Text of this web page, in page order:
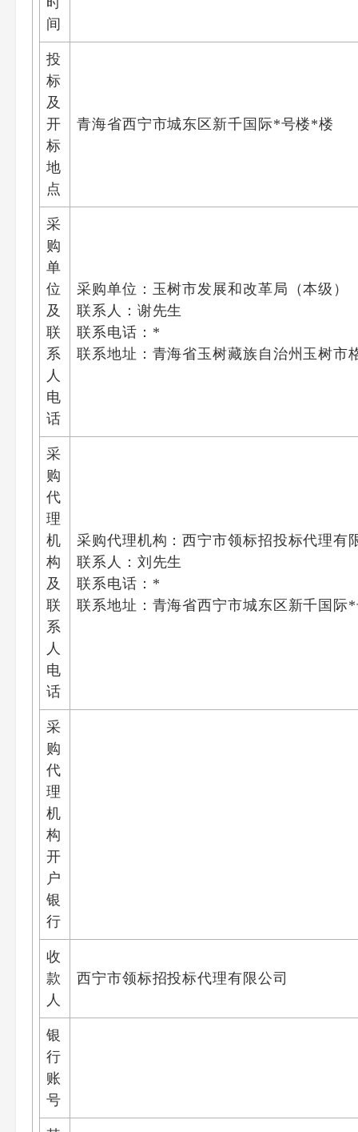
间
投
标
及
开
标
地
点
青海省西宁市城东区新千国际*号楼*楼
采
购
单
位
及
联
系
人
电
话
采购单位：玉树市发展和改革局（本级）
联系人：谢先生
联系电话：*
联系地址：青海省玉树藏族自治州玉树市
采
购
代
理
机
构
及
联
系
人
电
话
采购代理机构：西宁市领标招投标代理有
联系人：刘先生
联系电话：*
联系地址：青海省西宁市城东区新千国际
采
购
代
理
机
构
开
户
银
行
收
款
人
西宁市领标招投标代理有限公司
银
行
账
号